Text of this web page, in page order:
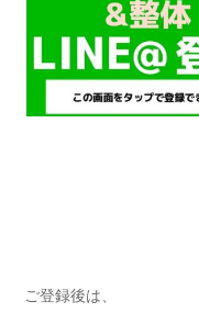
ご登録後は、